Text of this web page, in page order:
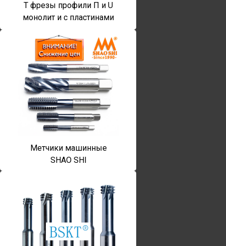
T фрезы профили П и U
монолит и с пластинами
Метчики машинные
SHAO SHI